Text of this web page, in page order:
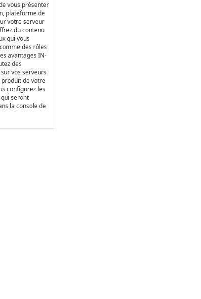
vous présenter
plateforme de
votre serveur
du contenu
qui vous
des rôles
avantages IN-
des
vos serveurs
produit de votre
configurez les
seront
la console de